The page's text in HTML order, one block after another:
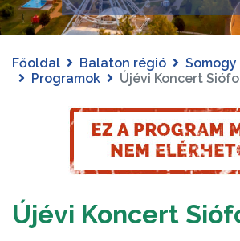
Főoldal Balaton régió
Programok
Újévi Koncert
Újévi Koncert